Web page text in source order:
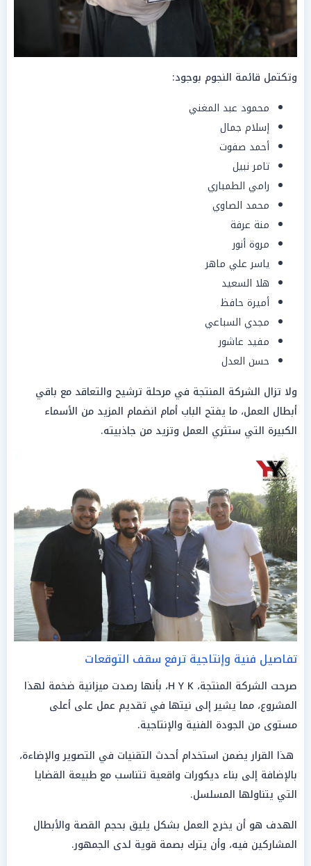
وتكتمل قائمة النجوم بوجود:
محمود عبد المغني
إسلام جمال
أحمد صفوت
تامر نبيل
رامي الطمباري
محمد الصاوي
منة عرفة
مروة أنور
ياسر علي ماهر
هلا السعيد
أميرة حافظ
مجدي السباعي
مفيد عاشور
حسن العدل
ولا تزال الشركة المنتجة في مرحلة ترشيح والتعاقد مع باقي
أبطال العمل، ما يفتح الباب أمام انضمام المزيد من الأسماء
الكبيرة التي ستثري العمل وتزيد من جاذبيته.
تفاصيل فنية وإنتاجية ترفع سقف التوقعات
صرحت الشركة المنتجة، H Y K، بأنها رصدت ميزانية ضخمة لهذا
المشروع، مما يشير إلى نيتها في تقديم عمل على أعلى
مستوى من الجودة الفنية والإنتاجية.
هذا القرار يضمن استخدام أحدث التقنيات في التصوير والإضاءة،
بالإضافة إلى بناء ديكورات واقعية تتناسب مع طبيعة القضايا
التي يتناولها المسلسل.
الهدف هو أن يخرج العمل بشكل يليق بحجم القصة والأبطال
المشاركين فيه، وأن يترك بصمة قوية لدى الجمهور.